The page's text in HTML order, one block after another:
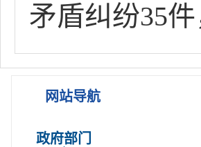
矛盾纠纷35
网站导航
政府部门